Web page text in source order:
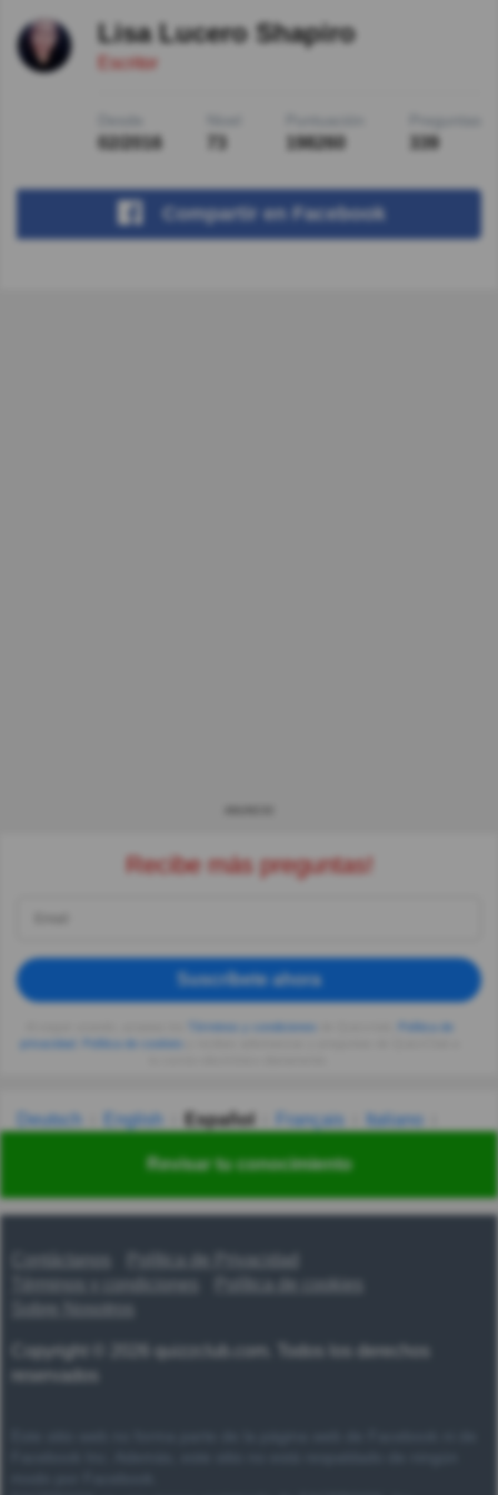
Revisar tu conocimiento
Lisa Lucero Shapiro
Escritor
02/2016 198260 339
Compartir en Facebook
Recibe más preguntas!
Suscríbete ahora
privacidad
Deutsch English Español Français
Italiano
Українська हिन्दी 한국어 汉语
Contáctanos
Política de Privacidad
Términos y condiciones
Copyright © 2026 quizzclub.com. Todos los derechos
reservados